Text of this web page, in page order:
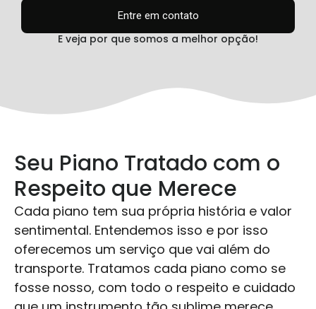
Entre em contato
E veja por que somos a melhor opção!
Seu Piano Tratado com o
Respeito que Merece
Cada piano tem sua própria história e valor
sentimental. Entendemos isso e por isso
oferecemos um serviço que vai além do
transporte. Tratamos cada piano como se
fosse nosso, com todo o respeito e cuidado